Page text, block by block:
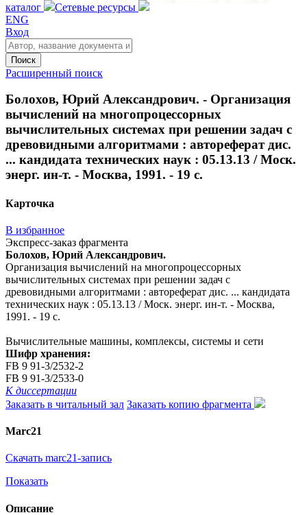
каталог
Сетевые ресурсы
ENG
Вход
Поиск
Расширенный поиск
Болохов, Юрий Александрович. - Организация
вычислений на многопроцессорных
вычислительных системах при решении задач с
древовидными алгоритмами : автореферат дис.
... кандидата технических наук : 05.13.13 / Моск.
энерг. ин-т. - Москва, 1991. - 19 с.
Карточка
В избранное
Экспресс-заказ фрагмента
Болохов, Юрий Александрович.
Организация вычислений на многопроцессорных
вычислительных системах при решении задач с
древовидными алгоритмами : автореферат дис. ... кандидата
технических наук : 05.13.13 / Моск. энерг. ин-т. - Москва,
1991. - 19 с.
Вычислительные машины, комплексы, системы и сети
Шифр хранения:
FB 9 91-3/2532-2
FB 9 91-3/2533-0
К диссертации
Заказать в читальный зал Заказать копию фрагмента
Marc21
Скачать marc21-запись
Показать
Описание